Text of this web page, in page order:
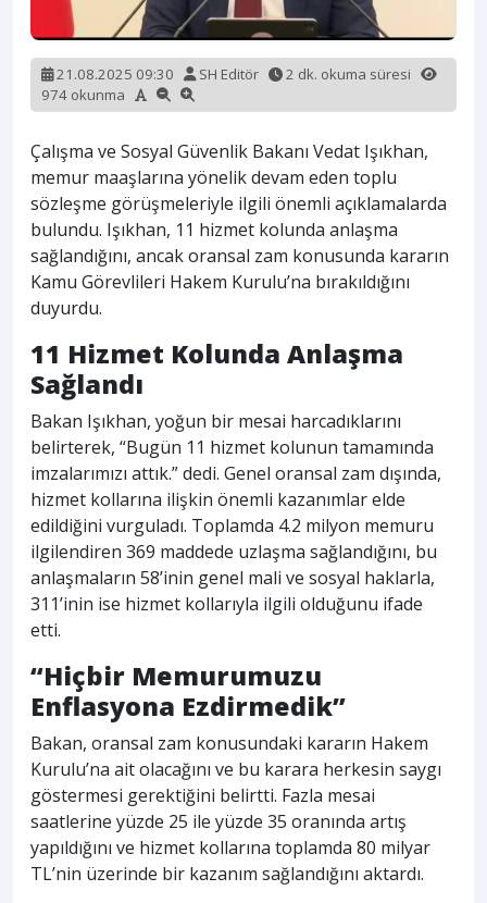
21.08.2025 09:30 SH Editör
2 dk. okuma süresi
974 okunma
Çalışma ve Sosyal Güvenlik Bakanı Vedat Işıkhan,
memur maaşlarına yönelik devam eden toplu
sözleşme görüşmeleriyle ilgili önemli açıklamalarda
bulundu. Işıkhan, 11 hizmet kolunda anlaşma
sağlandığını, ancak oransal zam konusunda kararın
Kamu Görevlileri Hakem Kurulu’na bırakıldığını
duyurdu.
11 Hizmet Kolunda Anlaşma
Sağlandı
Bakan Işıkhan, yoğun bir mesai harcadıklarını
belirterek, “Bugün 11 hizmet kolunun tamamında
imzalarımızı attık.” dedi. Genel oransal zam dışında,
hizmet kollarına ilişkin önemli kazanımlar elde
edildiğini vurguladı. Toplamda 4.2 milyon memuru
ilgilendiren 369 maddede uzlaşma sağlandığını, bu
anlaşmaların 58’inin genel mali ve sosyal haklarla,
311’inin ise hizmet kollarıyla ilgili olduğunu ifade
etti.
“Hiçbir Memurumuzu
Enflasyona Ezdirmedik”
Bakan, oransal zam konusundaki kararın Hakem
Kurulu’na ait olacağını ve bu karara herkesin saygı
göstermesi gerektiğini belirtti. Fazla mesai
saatlerine yüzde 25 ile yüzde 35 oranında artış
yapıldığını ve hizmet kollarına toplamda 80 milyar
TL’nin üzerinde bir kazanım sağlandığını aktardı.